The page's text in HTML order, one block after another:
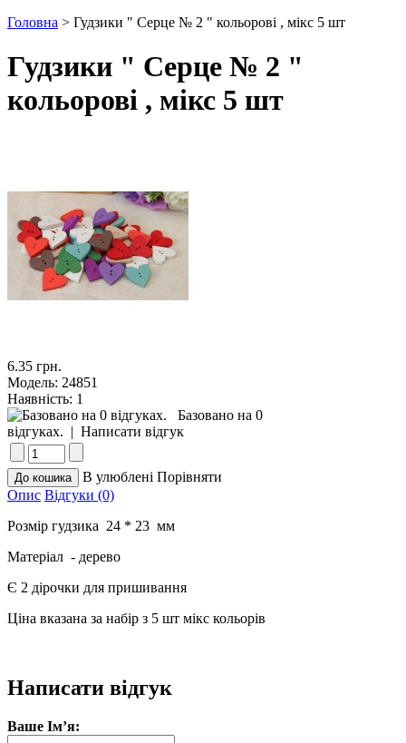
Головна > Гудзики " Серце № 2 " кольорові , мікс 5 шт
Гудзики " Серце № 2 "
кольорові , мікс 5 шт
6.35 грн.
Модель: 24851
Наявність: 1
Базовано на 0
відгуках. | Написати відгук
В улюблені Порівняти
Опис Відгуки (0)
Розмір гудзика 24 * 23 мм
Матеріал - дерево
Є 2 дірочки для пришивання
Ціна вказана за набір з 5 шт мікс кольорів
Написати відгук
Ваше Ім’я: